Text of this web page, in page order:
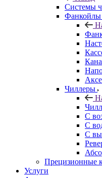
Системы
Фанкойлы
Чиллеры
С
С
С
Прецизионные
Услуги